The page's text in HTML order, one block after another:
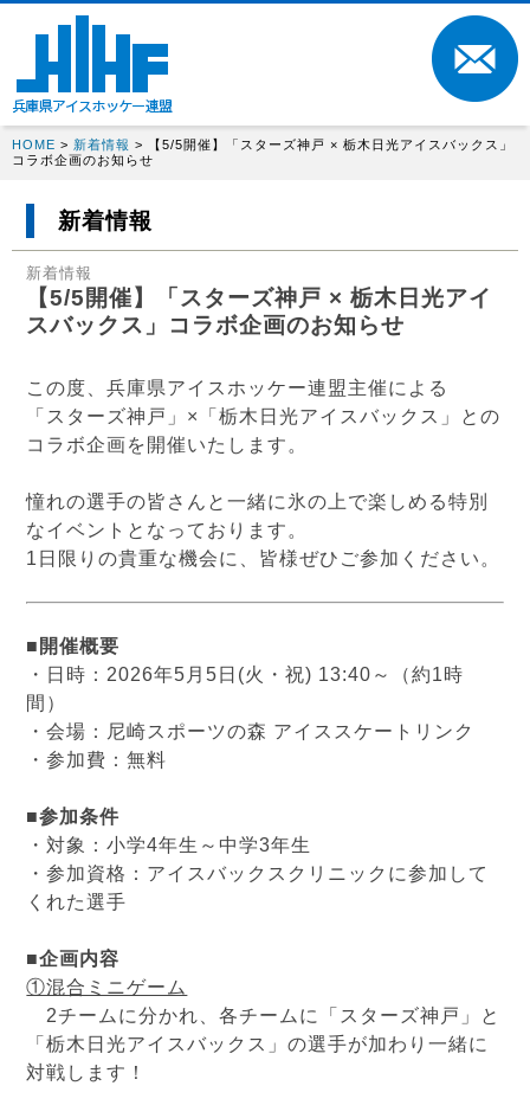
HOME > 新着情報 > 【5/5開催】「スターズ神戸 × 栃木日光アイスバックス」
コラボ企画のお知らせ
新着情報
新着情報
【5/5開催】「スターズ神戸 × 栃木日光アイ
スバックス」コラボ企画のお知らせ
この度、兵庫県アイスホッケー連盟主催による
「スターズ神戸」×「栃木日光アイスバックス」との
コラボ企画を開催いたします。
憧れの選手の皆さんと一緒に氷の上で楽しめる特別
なイベントとなっております。
1日限りの貴重な機会に、皆様ぜひご参加ください。
■開催概要
・日時：2026年5月5日(火・祝) 13:40～（約1時
間）
・会場：尼崎スポーツの森 アイススケートリンク
・参加費：無料
■参加条件
・対象：小学4年生～中学3年生
・参加資格：アイスバックスクリニックに参加して
くれた選手
■企画内容
①混合ミニゲーム
2チームに分かれ、各チームに「スターズ神戸」と
「栃木日光アイスバックス」の選手が加わり一緒に
対戦します！